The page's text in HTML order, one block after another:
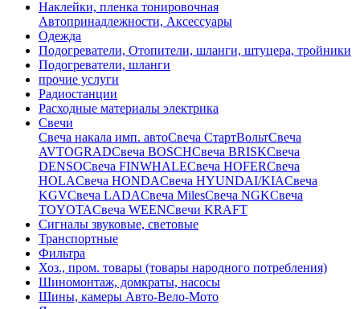
Наклейки, пленка тонировочная
Автопринадлежности, Аксессуары
Одежда
Подогреватели, Отопители, шланги, штуцера, тройники
Подогреватели, шланги
прочие услуги
Радиостанции
Расходные материалы электрика
Свечи
Свечa накала имп. автоСвечa СтартВольтСвеча
AVTOGRADСвеча BOSCHСвеча BRISKСвеча
DENSOСвеча FINWHALEСвеча HOFERСвеча
HOLAСвеча HONDAСвеча HYUNDAI/KIAСвеча
KGVСвеча LADAСвеча MilesСвеча NGKСвеча
TOYOTAСвеча WEENСвечи KRAFT
Сигналы звуковые, световые
Транспортные
Фильтра
Хоз., пром. товары (товары народного потребления)
Шиномонтаж, домкраты, насосы
Шины, камеры Авто-Вело-Мото